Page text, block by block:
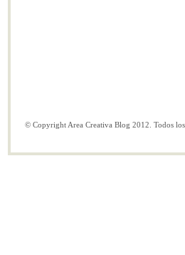
© Copyright Area Creativa Blog 2012. Todos los